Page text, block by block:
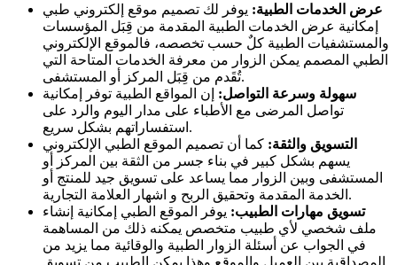
عرض الخدمات الطبية: يوفر لك تصميم موقع إلكتروني طبي
إمكانية عرض الخدمات الطبية المقدمة من قِبَل المؤسسات
والمستشفيات الطبية كلٌ حسب تخصصه، فالموقع الإلكتروني
الطبي المصمم يمكن الزوار من معرفة الخدمات المتاحة التي
تُقَدم من قِبَل المركز أو المستشفى.
سهولة وسرعة التواصل: إن المواقع الطبية توفر إمكانية
تواصل المرضى مع الأطباء على مدار اليوم والرد على
استفساراتهم بشكل سريع.
التسويق والثقة: كما أن تصميم الموقع الطبي الإلكتروني
يسهم بشكل كبير في بناء جسر من الثقة بين المركز أو
المستشفى وبين الزوار مما يساعد على تسويق جيد للمنتج أو
الخدمة المقدمة وتحقيق الربح و اشهار العلامة التجارية.
تسويق مهارات الطبيب: يوفر الموقع الطبي إمكانية إنشاء
ملف شخصي لأي طبيب متخصص يمكنه ذلك من المساهمة
في الجواب عن أسئلة الزوار الطبية والوقائية مما يزيد من
المصداقية بين العميل والموقع وهذا يمكن الطبيب من تسويق